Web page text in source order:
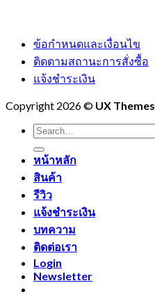
ข้อกำหนดและเงื่อนไข
ติดตามสถานะการสั่งซื้อ
แจ้งชำระเงิน
Copyright 2026 © UX Themes
Search
for:
หน้าหลัก
สินค้า
รีวิว
แจ้งชำระเงิน
บทความ
ติดต่อเรา
Login
Newsletter